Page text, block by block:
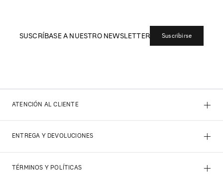
SUSCRÍBASE A NUESTRO NEWSLETTER Suscribirse
ATENCIÓN AL CLIENTE +
ENTREGA Y DEVOLUCIONES +
TÉRMINOS Y POLÍTICAS +